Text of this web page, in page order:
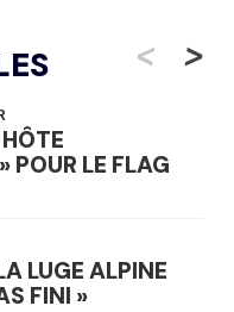
<
POUR LE FLAG
LUGE ALPINE
FINI »
>